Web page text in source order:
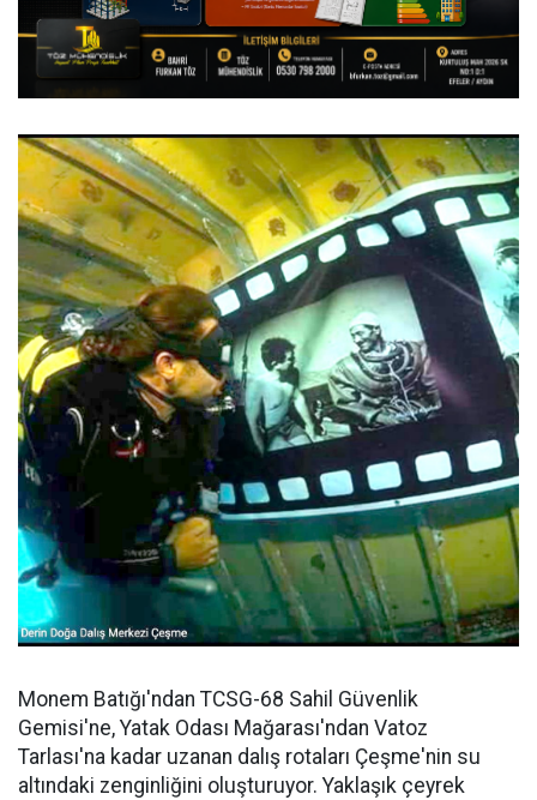
Monem Batığı'ndan TCSG-68 Sahil Güvenlik
Gemisi'ne, Yatak Odası Mağarası'ndan Vatoz
Tarlası'na kadar uzanan dalış rotaları Çeşme'nin su
altındaki zenginliğini oluşturuyor. Yaklaşık çeyrek